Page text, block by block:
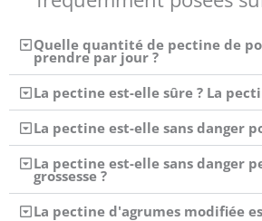
Quelle quantité de pectine de
prendre par jour ?
La pectine est-elle sûre ? La
La pectine est-elle sans danger
La pectine est-elle sans danger
grossesse ?
La pectine d'agrumes modifiée